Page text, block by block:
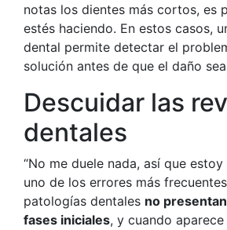
notas los dientes más cortos, es
estés haciendo. En estos casos,
dental permite detectar el
solución antes de que el daño
Descuidar las
dentales
“No me duele nada, así que estoy
uno de los errores más
patologías dentales no
fases iniciales, y cuando